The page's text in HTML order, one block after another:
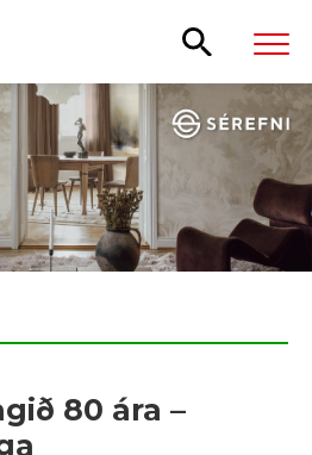
80 ára –